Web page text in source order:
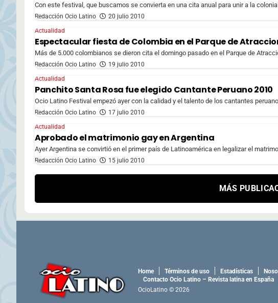
Con este festival, que buscamos se convierta en una cita anual para unir a la
Redacción Ocio Latino
20 julio 2010
Actualidad
Espectacular fiesta de Colombia en el Parque de
Más de 5.000 colombianos se dieron cita el domingo pasado en el Parque de
Redacción Ocio Latino
19 julio 2010
Actualidad
Panchito Santa Rosa fue elegido Cantante Peruano 2010
Ocio Latino Festival empezó ayer con la calidad y el talento de los cantantes
Redacción Ocio Latino
17 julio 2010
Actualidad
Aprobado el matrimonio gay en Argentina
Ayer Argentina se convirtió en el primer país de Latinoamérica en legalizar el
Redacción Ocio Latino 15 julio 2010
MÁS
Home Términos de uso Estadísticas
Contacto Ocio Latino – Revista latina en España
OcioLatino © 2026